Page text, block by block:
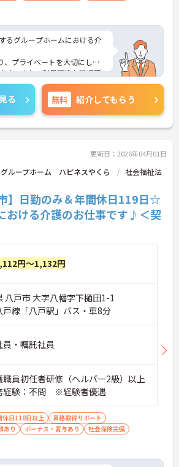
るグループホームにおける介
、プライベートを大切にしな
す。また、利用可能な託児所
方も安心してご勤務いただけ
面接対策ポイントなど、さら
のでお気軽にご相談くださ
る 無料 紹介してもらう
更新日：2026年04月01日
ループホーム ハピネスやくら
社会福祉法
】日勤のみ＆年間休日119日☆
おける介護のお仕事です♪＜契
円～1,132円
八戸市 大字八幡字下樋田1-1
戸線「八戸駅」バス・車8分
員・嘱託社員
員初任者研修（ヘルパー2級）以上
験：不問 ※経験者優遇
休日110日以上
資格取得サポート
あり
ボーナス・賞与あり
社会保険完備